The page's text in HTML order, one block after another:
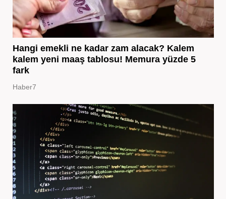
Hangi emekli ne kadar zam alacak? Kalem
kalem yeni maaş tablosu! Memura yüzde 5
fark
Haber7